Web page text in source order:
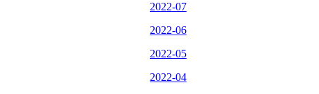
2022-07
2022-06
2022-05
2022-04